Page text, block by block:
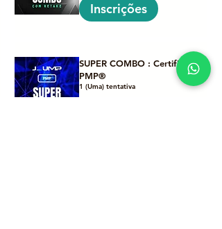
Inscrições
SUPER COMBO : Certificação
PMP®
1 (Uma) tentativa